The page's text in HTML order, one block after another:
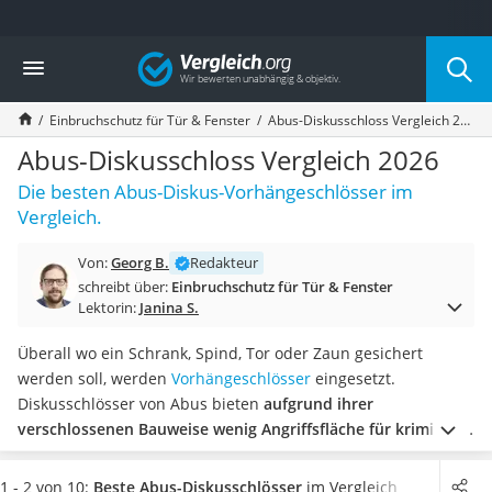
Die beliebtesten Vergleiche nach Kategorie
Baumarkt
Tresor feuerfest
Makita-Akku-Rasenmäher
Kappsäge
Smartes Türschloss
Akku-Rasentrimmer
Feuchtigkeitsmessgerät
Split-Klimaanlage 2 Innengeräte
Pelletofen
Bohrmaschine
Fliesenschneider
Hochdruckreiniger
Doppelschleifer
Überwachungskamera
Benzinrasenmäher mit Elektrostart
Akku-Laubsauger
Vergleich
Einbruchschutz für Tür & Fenster Abus-Diskusschloss Vergleich 2026
Abus-Diskusschloss Vergleich 2026
Die besten Abus-Diskus-Vorhängeschlösser im
Vergleich.
Von:Georg B.
Redakteur
schreibt über: Einbruchschutz für Tür & Fenster
Lektorin: Janina S.
Überall wo ein Schrank, Spind, Tor oder Zaun gesichert
werden soll, werden Vorhängeschlösser eingesetzt.
Diskusschlösser von Abus bieten aufgrund ihrer
verschlossenen Bauweise wenig Angriffsfläche für kriminelle
Zugriffeund gelten daher als besonders sicher. Auch an
Koffern macht ein Diskusschloss aufgrund seines Designs
1 - 2 von 10: Beste Abus-Diskusschlösser im Vergleich